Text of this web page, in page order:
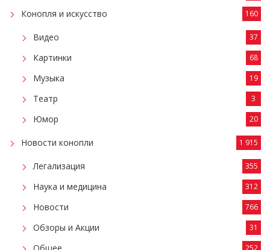
Конопля и искусство 160
Видео 37
Картинки 68
Музыка 19
Театр 3
Юмор 20
Новости конопли 1 915
Легализация 355
Наука и медицина 312
Новости 766
Обзоры и Акции 31